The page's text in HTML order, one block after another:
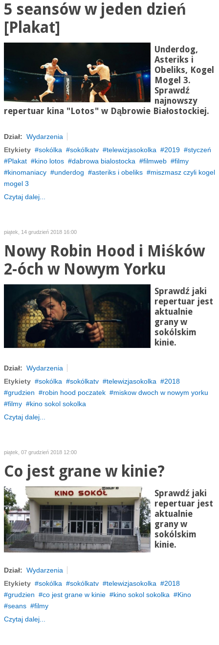
5 seansów w jeden dzień
[Plakat]
Underdog,
Asteriks i
Obeliks, Kogel
Mogel 3.
Sprawdź
najnowszy
repertuar kina "Lotos" w Dąbrowie Białostockiej.
Dział: Wydarzenia
Etykiety
sokólka sokólkatv telewizjasokolka 2019
styczeń
Plakat
kino lotos dabrowa bialostocka filmweb
filmy
kinomaniacy
underdog asteriks i obeliks
miszmasz czyli kogel
mogel 3
Czytaj dalej...
piątek, 14 grudzień 2018 16:00
Nowy Robin Hood i Miśków
2-óch w Nowym Yorku
Sprawdź jaki
repertuar jest
aktualnie
grany w
sokólskim
kinie.
Dział: Wydarzenia
Etykiety
sokólka sokólkatv telewizjasokolka
2018
grudzien
robin hood poczatek
miskow dwoch w nowym yorku
filmy
kino sokol sokolka
Czytaj dalej...
piątek, 07 grudzień 2018 12:00
Co jest grane w kinie?
Sprawdź jaki
repertuar jest
aktualnie
grany w
sokólskim
kinie.
Dział: Wydarzenia
Etykiety
sokólka sokólkatv telewizjasokolka
2018
grudzien
co jest grane w kinie kino sokol sokolka
Kino
seans
filmy
Czytaj dalej...